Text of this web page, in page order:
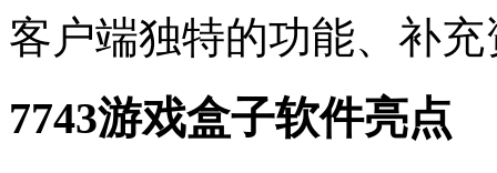
客户端独特的功能、补充
7743游戏盒子软件亮点